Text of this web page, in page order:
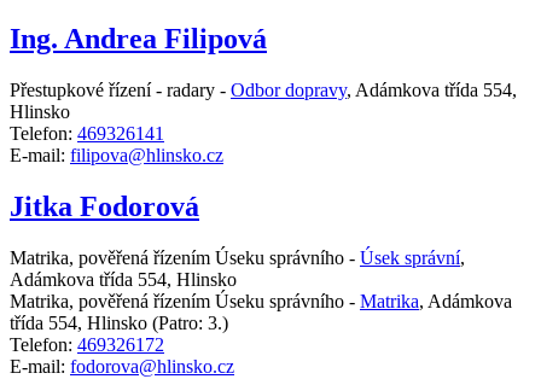
Ing. Andrea Filipová
Přestupkové řízení - radary - Odbor dopravy, Adámkova třída 554,
Hlinsko
Telefon: 469326141
E-mail: filipova@hlinsko.cz
Jitka Fodorová
Matrika, pověřená řízením Úseku správního - Úsek správní,
Adámkova třída 554, Hlinsko
Matrika, pověřená řízením Úseku správního - Matrika, Adámkova
třída 554, Hlinsko (Patro: 3.)
Telefon: 469326172
E-mail: fodorova@hlinsko.cz